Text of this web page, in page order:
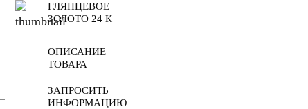
ГЛЯНЦЕВОЕ
ЗОЛОТО 24 К
ОПИСАНИЕ
ТОВАРА
ЗАПРОСИТЬ
ИНФОРМАЦИЮ